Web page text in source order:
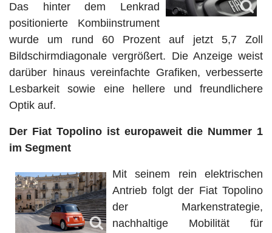
Das hinter dem Lenkrad
positionierte Kombiinstrument
wurde um rund 60 Prozent auf jetzt 5,7 Zoll
Bildschirmdiagonale vergrößert. Die Anzeige weist
darüber hinaus vereinfachte Grafiken, verbesserte
Lesbarkeit sowie eine hellere und freundlichere
Optik auf.
Der Fiat Topolino ist europaweit die Nummer 1
im Segment
Mit seinem rein elektrischen
Antrieb folgt der Fiat Topolino
der Markenstrategie,
nachhaltige Mobilität für